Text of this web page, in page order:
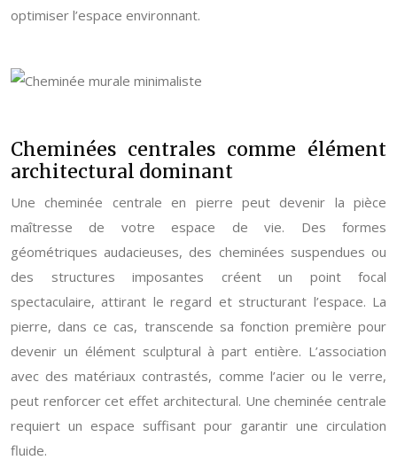
optimiser l’espace environnant.
Cheminées centrales comme élément
architectural dominant
Une cheminée centrale en pierre peut devenir la pièce
maîtresse de votre espace de vie. Des formes
géométriques audacieuses, des cheminées suspendues ou
des structures imposantes créent un point focal
spectaculaire, attirant le regard et structurant l’espace. La
pierre, dans ce cas, transcende sa fonction première pour
devenir un élément sculptural à part entière. L’association
avec des matériaux contrastés, comme l’acier ou le verre,
peut renforcer cet effet architectural. Une cheminée centrale
requiert un espace suffisant pour garantir une circulation
fluide.